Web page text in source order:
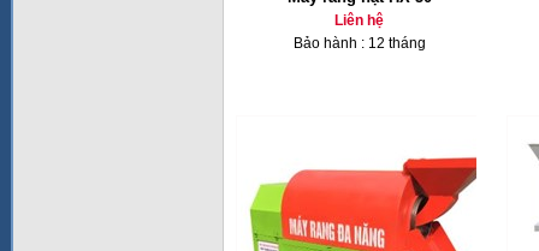
Liên hệ
Bảo hành : 12 tháng